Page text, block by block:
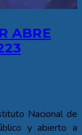
ABRE
Nacional de
y abierto a